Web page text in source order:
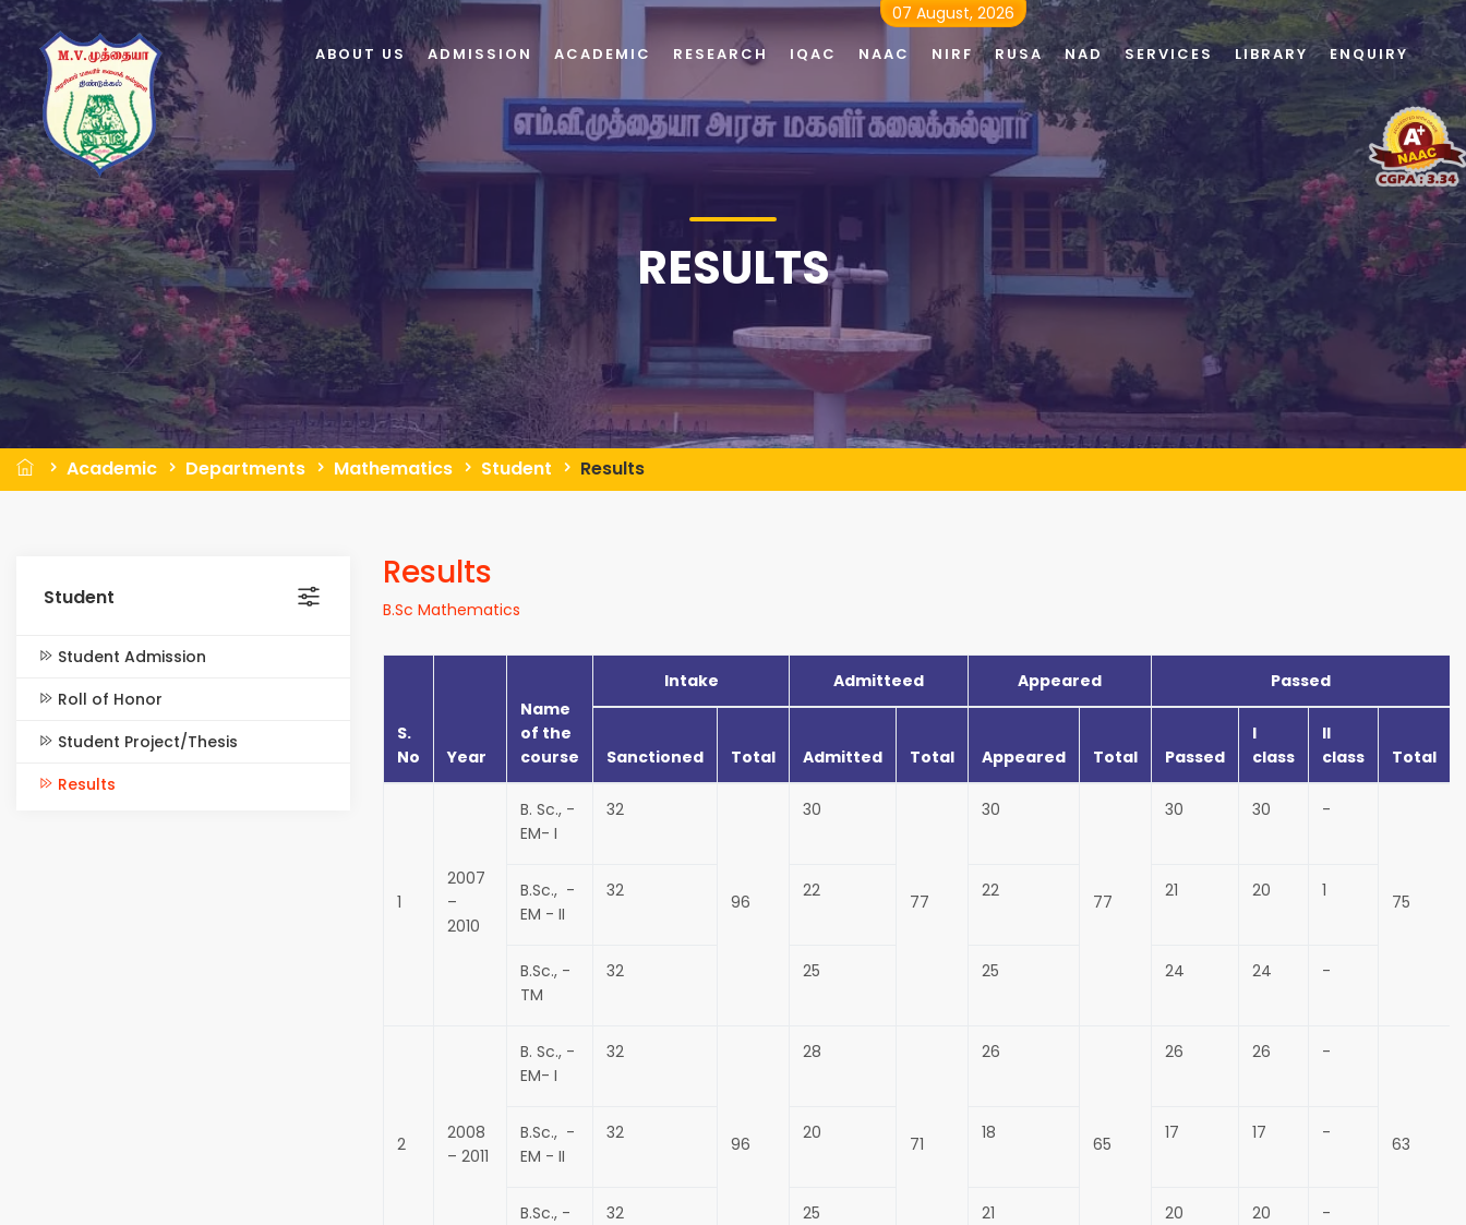
RESULTS
Academic Departments Mathematics Student Results
Student
Student Admission
Roll of Honor
Student Project/Thesis
Results
Results
B.Sc Mathematics
S.
No
Year
Name
of the
course
Intake Admitteed Appeared Passed
Sanctioned Total Admitted Total Appeared Total Passed
I
class
II
class
Total
1
2007
–
2010
B. Sc., -
EM- I
32
96
30
77
30
77
30 30 -
75
B.Sc., -
EM - II
32 22 22 21 20 1
B.Sc., -
TM
32 25 25 24 24 -
2
2008
– 2011
B. Sc., -
EM- I
32
96
28
71
26
65
26 26 -
63
B.Sc., -
EM - II
32 20 18 17 17 -
B.Sc., -
32 25 21 20 20 -
07 August, 2026
ABOUT US ADMISSION ACADEMIC RESEARCH IQAC NAAC NIRF RUSA NAD SERVICES LIBRARY ENQUIRY